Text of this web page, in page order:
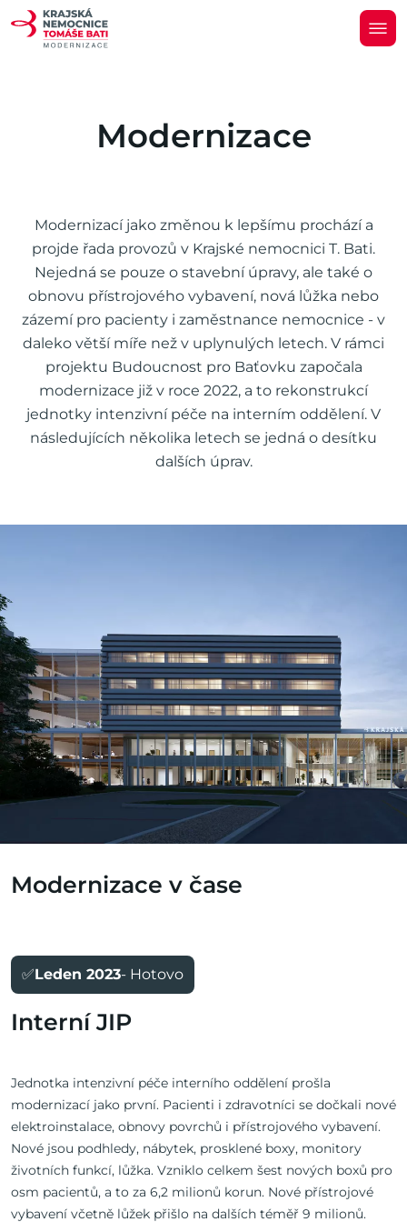
Modernizace
Modernizací jako změnou k lepšímu prochází a
projde řada provozů v Krajské nemocnici T. Bati.
Nejedná se pouze o stavební úpravy, ale také o
obnovu přístrojového vybavení, nová lůžka nebo
zázemí pro pacienty i zaměstnance nemocnice - v
daleko větší míře než v uplynulých letech. V rámci
projektu Budoucnost pro Baťovku započala
modernizace již v roce 2022, a to rekonstrukcí
jednotky intenzivní péče na interním oddělení. V
následujících několika letech se jedná o desítku
dalších úprav.
Modernizace v čase
✅Leden 2023- Hotovo
Interní JIP
Jednotka intenzivní péče interního oddělení prošla
modernizací jako první. Pacienti i zdravotníci se dočkali nové
elektroinstalace, obnovy povrchů i přístrojového vybavení.
Nové jsou podhledy, nábytek, prosklené boxy, monitory
životních funkcí, lůžka. Vzniklo celkem šest nových boxů pro
osm pacientů, a to za 6,2 milionů korun. Nové přístrojové
vybavení včetně lůžek přišlo na dalších téměř 9 milionů.